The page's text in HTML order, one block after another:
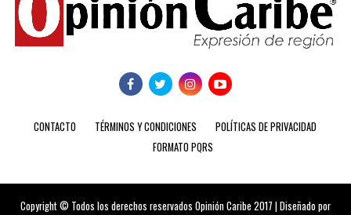
CONTACTO TÉRMINOS Y CONDICIONES
POLÍTICAS DE PRIVACIDAD
FORMATO PQRS
Copyright © Todos los derechos reservados Opinión Caribe 2017 | Diseñado por